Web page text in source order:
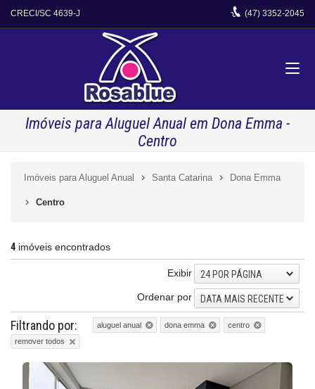
CRECI/SC 4639-J (47) 3352-2045
Imóveis para Aluguel Anual em Dona Emma -
Centro
Imóveis para Aluguel Anual Santa Catarina Dona Emma
Centro
4 imóveis encontrados
Exibir
24 POR PÁGINA
Ordenar por
DATA MAIS RECENTE
Filtrando por: aluguel anual dona emma
centro
remover todos